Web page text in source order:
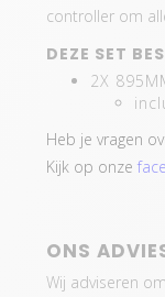
controller om
DEZE SET
2X
Heb je vragen
Kijk op onze
ONS
Wij adviseren